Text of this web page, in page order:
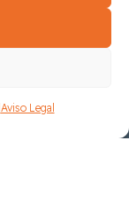
Aviso Legal